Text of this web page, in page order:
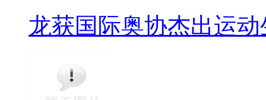
龙获国际奥协杰出运